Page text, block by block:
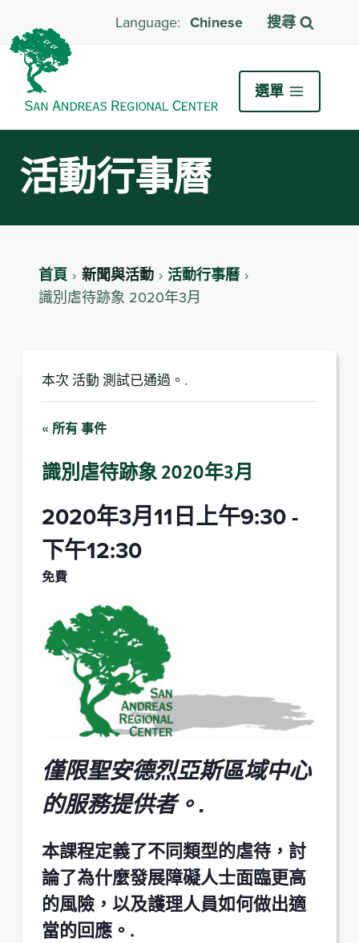
Chinese 搜尋
選單
活動行事曆
首頁 新聞與活動 活動行事曆
識別虐待跡象 2020年3月
本次 活動 測試已通過。.
« 所有 事件
識別虐待跡象 2020年3月
2020年3月11日上午9:30-
下午12:30
免費
僅限聖安德烈亞斯區域中心
的服務提供者。.
本課程定義了不同類型的虐待，討
論了為什麼發展障礙人士面臨更高
的風險，以及護理人員如何做出適
當的回應。.